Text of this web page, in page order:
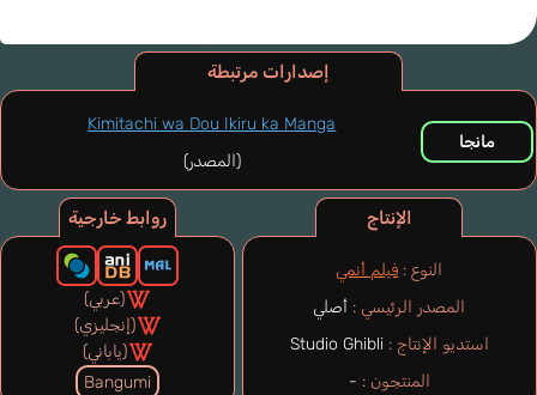
الإنتاج
النوع : فيلم أنمي
المصدر الرئيسي : أصلي
استديو الإنتاج : Studio Ghibli
المنتجون : -
إصدارات مرتبطة
مانجا
Kimitachi wa Dou Ikiru ka Manga
(المصدر)
روابط خارجية
(عربي)
(إنجليزي)
(ياباني)
Bangumi